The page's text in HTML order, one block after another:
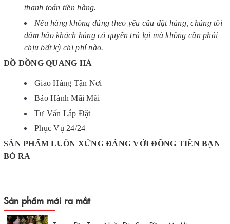
thanh toán tiền hàng.
Nếu hàng không đúng theo yêu cầu đặt hàng, chúng tôi
đảm bảo khách hàng có quyền trả lại mà không cần phải
chịu bất kỳ chi phí nào.
ĐỒ ĐỒNG QUANG HÀ
Giao Hàng Tận Nơi
Bảo Hành Mãi Mãi
Tư Vấn Lắp Đặt
Phục Vụ 24/24
SẢN PHẨM LUÔN XỨNG ĐÁNG VỚI ĐỒNG TIỀN BẠN
BỎ RA
Sản phẩm mới ra mắt